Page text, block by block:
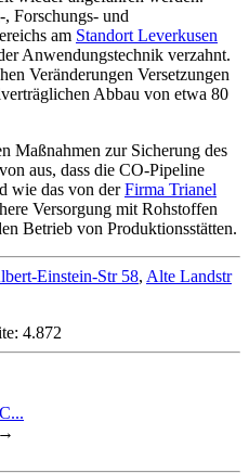
Forschungs- und
am Standort Leverkusen
Anwendungstechnik verzahnt.
Veränderungen Versetzungen
Abbau von etwa 80
Maßnahmen zur Sicherung des
aus, dass die CO-Pipeline
wie das von derFirma Trianel
Versorgung mit Rohstoffen
Betrieb von Produktionsstätten.
Einstein-Str 58, Alte Landstr
4.872
→